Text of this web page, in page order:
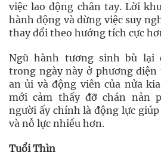
việc lao động chân tay. Lời
hành động và dừng việc suy
thay đổi theo hướng tích cực
Ngũ hành tương sinh bù lại
trong ngày này ở phương diện
an ủi và động viên của nửa
mới cảm thấy đỡ chán nản
người ấy chính là động lực
và nỗ lực nhiều hơn.
Tuổi Thìn